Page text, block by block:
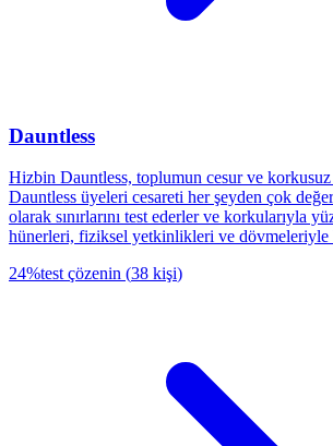
Dauntless
Hizbin Dauntless, toplumun cesur ve
Dauntless üyeleri cesareti her şeyden çok
olarak sınırlarını test ederler ve korkularıyla
hünerleri, fiziksel yetkinlikleri ve dövmeleriyle
24%test çözenin (38 kişi)